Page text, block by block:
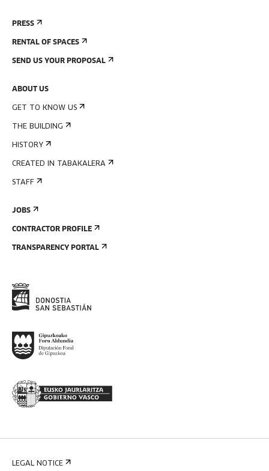
PRESS
RENTAL OF SPACES
SEND US YOUR PROPOSAL
ABOUT US
GET TO KNOW US
THE BUILDING
HISTORY
CREATED IN TABAKALERA
STAFF
JOBS
CONTRACTOR PROFILE
TRANSPARENCY PORTAL
LEGAL NOTICE